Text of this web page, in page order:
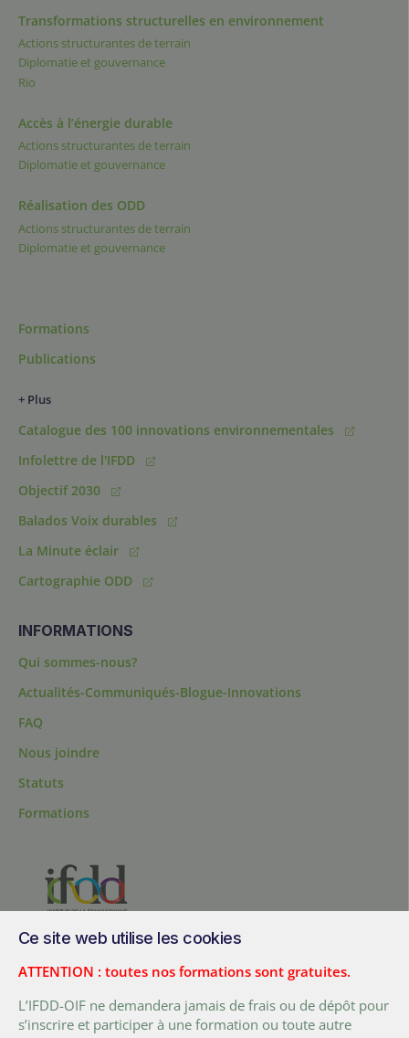
Transformations structurelles en environnement
Actions structurantes de terrain
Diplomatie et gouvernance
Rio
Accès à l’énergie durable
Actions structurantes de terrain
Diplomatie et gouvernance
Réalisation des ODD
Actions structurantes de terrain
Diplomatie et gouvernance
Formations
Publications
+ Plus
Catalogue des 100 innovations environnementales
Infolettre de l'IFDD
Objectif 2030
Balados Voix durables
La Minute éclair
Cartographie ODD
INFORMATIONS
Qui sommes-nous?
Actualités-Communiqués-Blogue-Innovations
FAQ
Nous joindre
Statuts
Formations
Canada
Tél. :+ (1) 418 692 5727
Fax :+ (1) 418 692 5644
Ce site web utilise les cookies
ATTENTION : toutes nos formations sont gratuites.
L’IFDD-OIF ne demandera jamais de frais ou de dépôt pour
s’inscrire et participer à une formation ou toute autre